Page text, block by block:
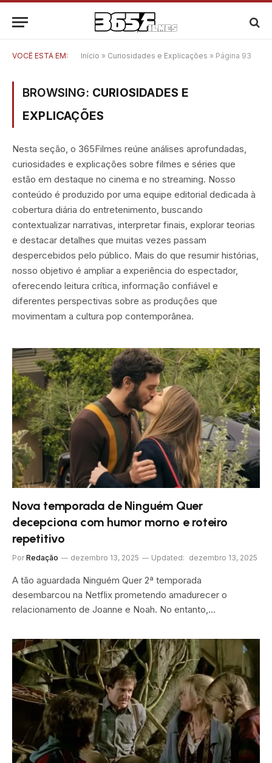
VOCÊ ESTÁ EM: Início » Curiosidades e Explicações » Página 93
BROWSING: CURIOSIDADES E
EXPLICAÇÕES
Nesta seção, o 365Filmes reúne análises aprofundadas,
curiosidades e explicações sobre filmes e séries que
estão em destaque no cinema e no streaming. Nosso
conteúdo é produzido por uma equipe editorial dedicada à
cobertura diária do entretenimento, buscando
contextualizar narrativas, interpretar finais, explorar teorias
e destacar detalhes que muitas vezes passam
despercebidos pelo público. Mais do que resumir histórias,
nosso objetivo é ampliar a experiência do espectador,
oferecendo leitura crítica, informação confiável e
diferentes perspectivas sobre as produções que
movimentam a cultura pop contemporânea.
Nova temporada de Ninguém Quer
decepciona com humor morno e roteiro
repetitivo
Por Redação dezembro 13, 2025 Updated: dezembro 13, 2025
A tão aguardada Ninguém Quer 2ª temporada
desembarcou na Netflix prometendo amadurecer o
relacionamento de Joanne e Noah. No entanto,…